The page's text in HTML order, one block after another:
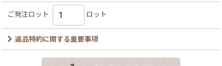
ご発注ロット : ロット
返品特約に関する重要事項